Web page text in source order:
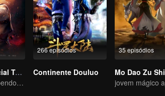
Universo Marcial Temporada 1
Wu Zhiji, Rompendo o Céu, Movendo o Céu e a Terra
266 episódios
Continente Douluo
35 episódios
Mo Dao Zu Shi